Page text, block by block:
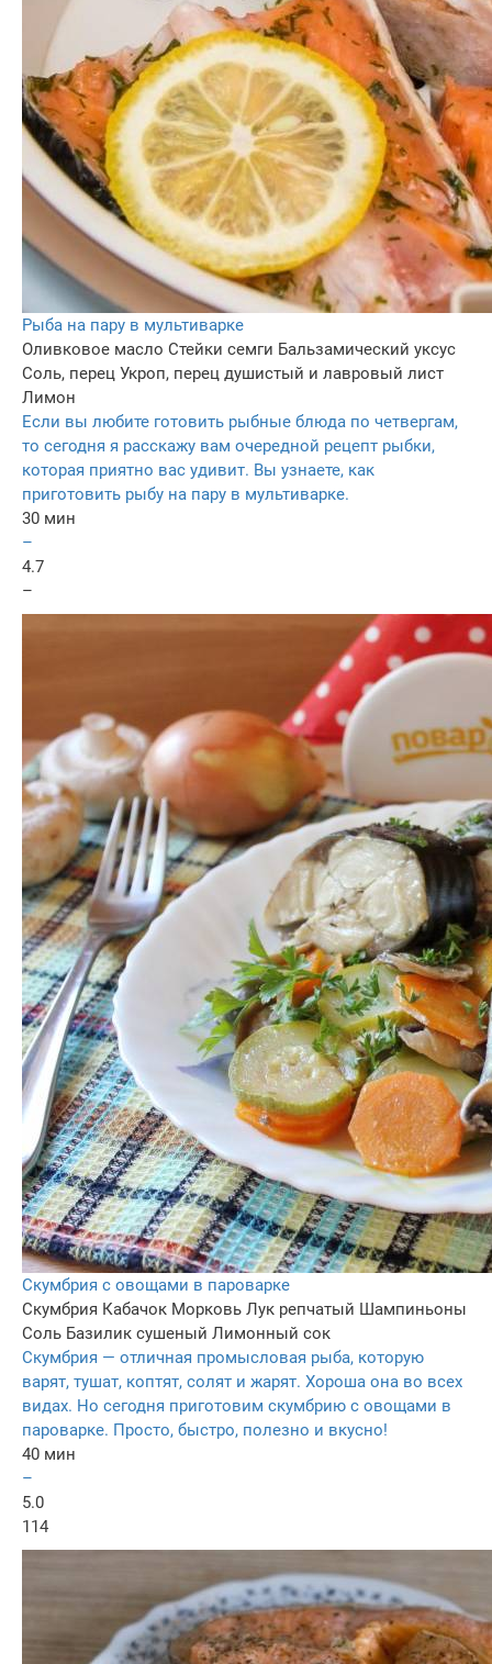
Рыба на пару в мультиварке
Оливковое масло Стейки семги Бальзамический уксус
Соль, перец Укроп, перец душистый и лавровый лист
Лимон
Если вы любите готовить рыбные блюда по четвергам,
то сегодня я расскажу вам очередной рецепт рыбки,
которая приятно вас удивит. Вы узнаете, как
приготовить рыбу на пару в мультиварке.
30 мин
–
4.7
–
Скумбрия с овощами в пароварке
Скумбрия Кабачок Морковь Лук репчатый Шампиньоны
Соль Базилик сушеный Лимонный сок
Скумбрия — отличная промысловая рыба, которую
варят, тушат, коптят, солят и жарят. Хороша она во всех
видах. Но сегодня приготовим скумбрию с овощами в
пароварке. Просто, быстро, полезно и вкусно!
40 мин
–
5.0
114